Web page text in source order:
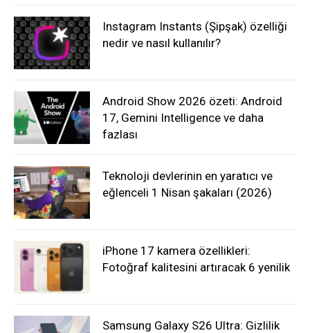
Instagram Instants (Şipşak) özelliği
nedir ve nasıl kullanılır?
Android Show 2026 özeti: Android
17, Gemini Intelligence ve daha
fazlası
Teknoloji devlerinin en yaratıcı ve
eğlenceli 1 Nisan şakaları (2026)
iPhone 17 kamera özellikleri:
Fotoğraf kalitesini artıracak 6 yenilik
Samsung Galaxy S26 Ultra: Gizlilik